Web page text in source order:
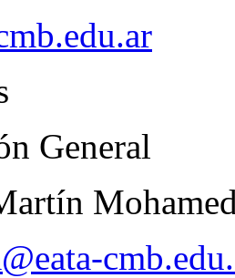
General